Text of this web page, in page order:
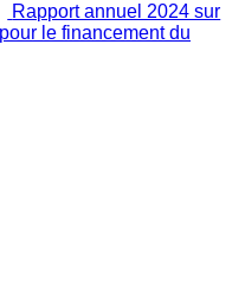
Rapport annuel 2024 sur
le financement du